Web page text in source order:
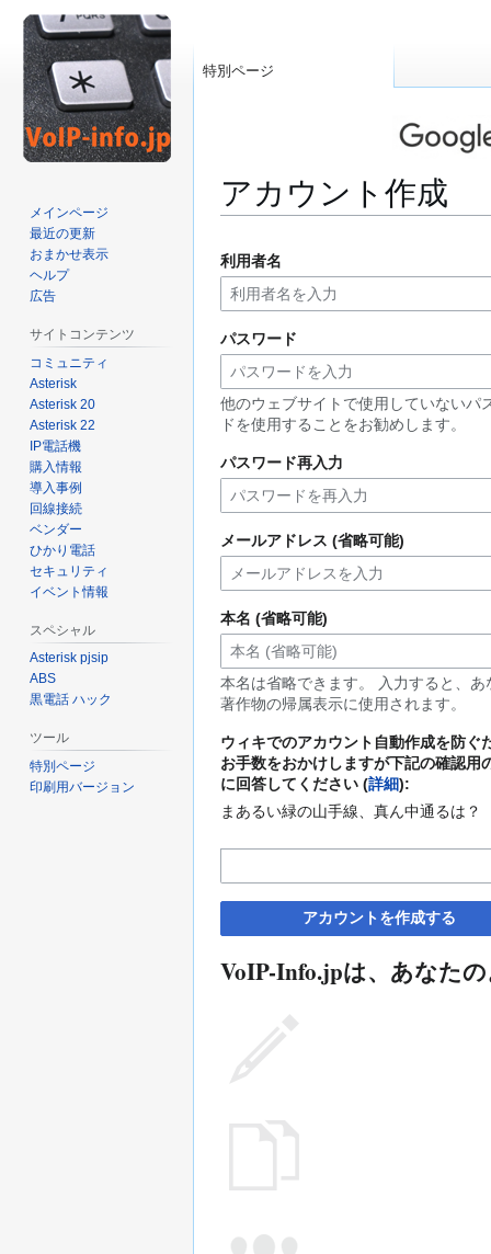
アカウント作成
ビ
ゲ
ー
シ
ン
に
移
動
索
に
移
動
利用者名
パスワード
他のウェブサイトで使用していないパ
ドを使用することをお勧めします。
パスワード再入力
メールアドレス (省略可能)
本名 (省略可能)
本名は省略できます。 入力すると、あ
著作物の帰属表示に使用されます。
ウィキでのアカウント自動作成を防ぐ
お手数をおかけしますが下記の確認用
に回答してください (詳細):
まあるい緑の山手線、真ん中通るは？
アカウントを作成する
VoIP-Info.jpは、あなた
特別ページ
メインページ
最近の更新
おまかせ表示
ヘルプ
広告
サイトコンテンツ
コミュニティ
Asterisk
Asterisk 20
Asterisk 22
IP電話機
購入情報
導入事例
回線接続
ベンダー
ひかり電話
セキュリティ
イベント情報
スペシャル
Asterisk pjsip
ABS
黒電話 ハック
ツール
特別ページ
印刷用バージョン